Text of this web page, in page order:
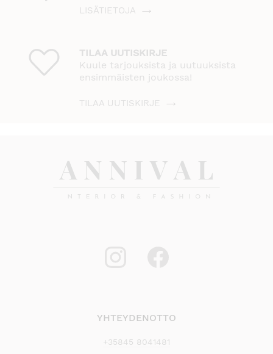
LISÄTIETOJA
TILAA UUTISKIRJE
Kuule tarjouksista ja uutuuksista
ensimmäisten joukossa!
TILAA UUTISKIRJE
YHTEYDENOTTO
+35845 8041481